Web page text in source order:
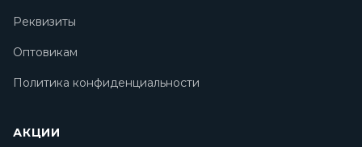
Реквизиты
Оптовикам
Политика конфиденциальности
АКЦИИ